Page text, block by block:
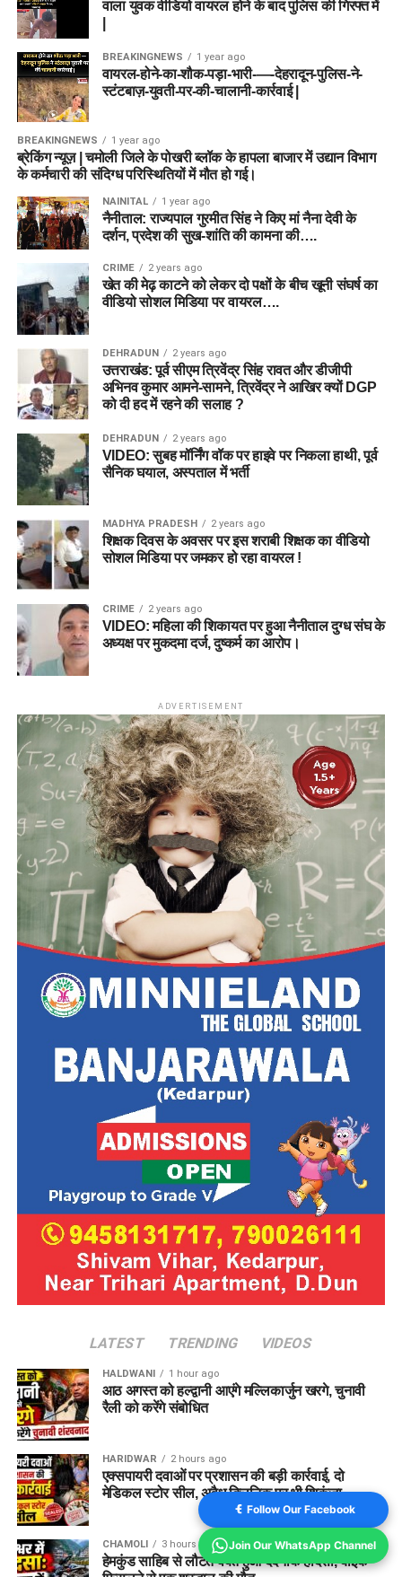
वाला युवक वीडियो वायरल होने के बाद पुलिस की गिरफ्त में
BREAKINGNEWS 1 year ago
वायरल-होने-का-शौक-पड़ा-भारी-—-देहरादून-पुलिस-ने-
स्टंटबाज़-युवती-पर-की-चालानी-कार्रवाई |
BREAKINGNEWS 1 year ago
ब्रेकिंग न्यूज़ | चमोली जिले के पोखरी ब्लॉक के हापला बाजार में उद्यान विभाग
के कर्मचारी की संदिग्ध परिस्थितियों में मौत हो गई।
NAINITAL 1 year ago
नैनीताल: राज्यपाल गुरमीत सिंह ने किए मां नैना देवी के
दर्शन, प्रदेश की सुख-शांति की कामना की….
CRIME 2 years ago
खेत की मेढ़ काटने को लेकर दो पक्षों के बीच खूनी संघर्ष का
वीडियो सोशल मिडिया पर वायरल….
DEHRADUN 2 years ago
उत्तराखंड: पूर्व सीएम त्रिवेंद्र सिंह रावत और डीजीपी
अभिनव कुमार आमने-सामने, त्रिवेंद्र ने आखिर क्यों DGP
को दी हद में रहने की सलाह ?
DEHRADUN 2 years ago
VIDEO: सुबह मॉर्निंग वॉक पर हाइवे पर निकला हाथी, पूर्व
सैनिक घयाल, अस्पताल में भर्ती
MADHYA PRADESH 2 years ago
शिक्षक दिवस के अवसर पर इस शराबी शिक्षक का वीडियो
सोशल मिडिया पर जमकर हो रहा वायरल !
CRIME 2 years ago
VIDEO: महिला की शिकायत पर हुआ नैनीताल दुग्ध संघ के
अध्यक्ष पर मुकदमा दर्ज, दुष्कर्म का आरोप।
ADVERTISEMENT
LATEST TRENDING VIDEOS
HALDWANI 1 hour ago
आठ अगस्त को हल्द्वानी आएंगे मल्लिकार्जुन खरगे, चुनावी
रैली को करेंगे संबोधित
HARIDWAR 2 hours ago
एक्सपायरी दवाओं पर प्रशासन की बड़ी कार्रवाई, दो
मेडिकल स्टोर सील, अवैध क्लिनिक पर भी शिकंजा
CHAMOLI 3 hours ago
हेमकुंड साहिब से लौटते वक्त हुआ दर्दनाक हादसा, बाइक
Follow Our Facebook
Join Our WhatsApp Channel